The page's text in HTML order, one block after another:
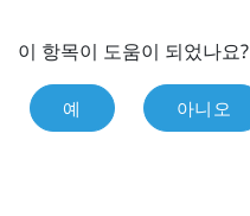
이 항목이 도움이 되었나요?
예 아니오